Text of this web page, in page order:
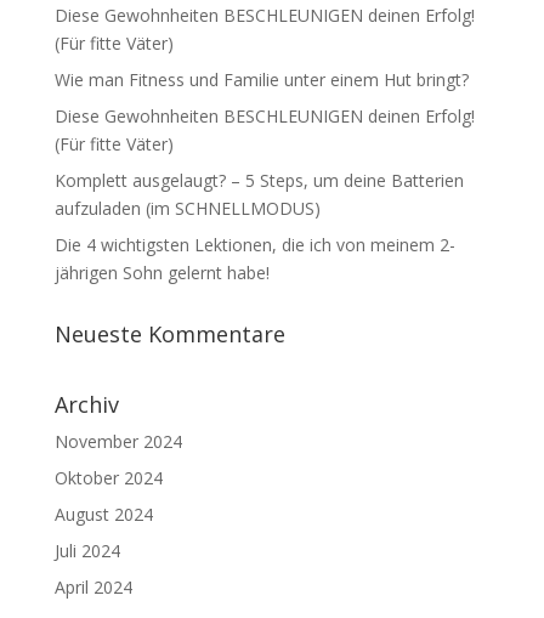
Diese Gewohnheiten BESCHLEUNIGEN deinen Erfolg!
(Für fitte Väter)
Wie man Fitness und Familie unter einem Hut bringt?
Diese Gewohnheiten BESCHLEUNIGEN deinen Erfolg!
(Für fitte Väter)
Komplett ausgelaugt? – 5 Steps, um deine Batterien
aufzuladen (im SCHNELLMODUS)
Die 4 wichtigsten Lektionen, die ich von meinem 2-
jährigen Sohn gelernt habe!
Neueste Kommentare
Archiv
November 2024
Oktober 2024
August 2024
Juli 2024
April 2024